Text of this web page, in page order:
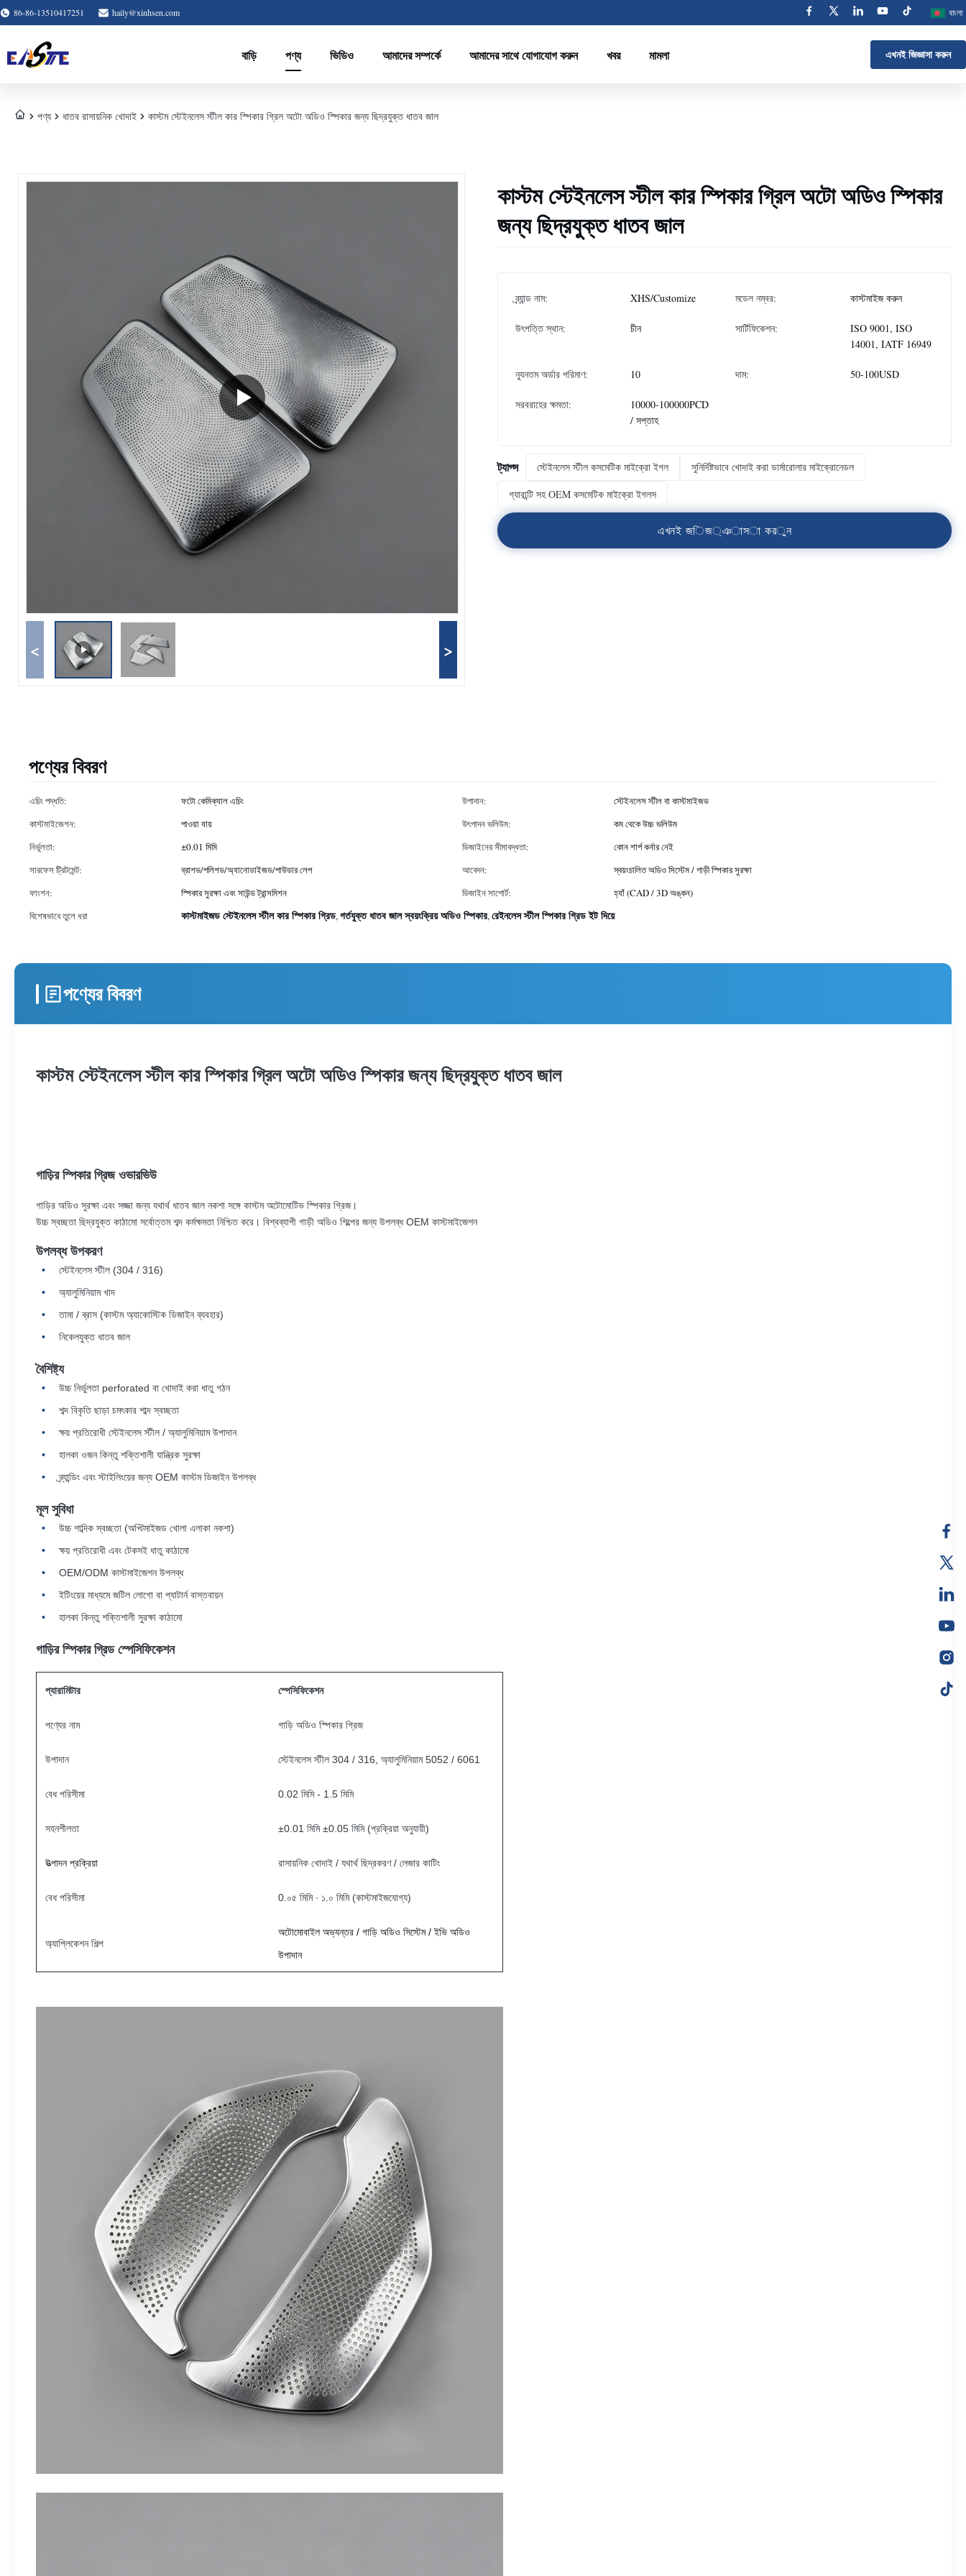
86-86-13510417251 haily@xinhsen.com বাংলা
বাড়ি পণ্য ভিডিও আমাদের সম্পর্কে আমাদের সাথে যোগাযোগ করুন খবর মামলা এখনই জিজ্ঞাসা করুন
পণ্য ধাতব রাসায়নিক খোদাই কাস্টম স্টেইনলেস স্টীল কার স্পিকার গ্রিল অটো অডিও স্পিকার জন্য ছিদ্রযুক্ত ধাতব জাল
< >
কাস্টম স্টেইনলেস স্টীল কার স্পিকার গ্রিল অটো অডিও স্পিকার
জন্য ছিদ্রযুক্ত ধাতব জাল
ব্র্যান্ড নাম: XHS/Customize মডেল নম্বর: কাস্টমাইজ করুন
উৎপত্তি স্থান: চীন সার্টিফিকেশন:
ISO 9001, ISO
14001, IATF 16949
ন্যূনতম অর্ডার পরিমাণ: 10 দাম: 50-100USD
সরবরাহের ক্ষমতা:
10000-100000PCD
/ সপ্তাহ
ট্যাগ্স স্টেইনলেস স্টীল কসমেটিক মাইক্রো ইগল
সুনির্দিষ্টভাবে খোদাই করা ডার্মারোলার মাইক্রোনেডল
গ্যারান্টি সহ OEM কসমেটিক মাইক্রো ইগলস
এখনই জিজ্ঞাসা করুন
পণ্যের বিবরণ
এচিং পদ্ধতি: ফটো কেমিক্যাল এচিং উপাদান:
স্টেইনলেস স্টীল বা কাস্টমাইজড
কাস্টমাইজেশন:
পাওয়া যায় উৎপাদন ভলিউম:
কম থেকে উচ্চ ভলিউম
নির্ভুলতা:
±0.01 মিমি ডিজাইনের সীমাবদ্ধতা:
কোন শার্প কর্নার নেই
সারফেস ট্রিটমেন্ট:
ব্রাশড/পলিশড/অ্যানোডাইজড/পাউডার লেপ আবেদন:
স্বয়ংচালিত অডিও সিস্টেম / গাড়ী স্পিকার সুরক্ষা
ফাংশন:
স্পিকার সুরক্ষা এবং সাউন্ড ট্রান্সমিশন ডিজাইন সাপোর্ট:
হ্যাঁ (CAD / 3D অঙ্কন)
বিশেষভাবে তুলে ধরা
কাস্টমাইজড স্টেইনলেস স্টীল কার স্পিকার গ্রিড,গর্তযুক্ত ধাতব জাল স্বয়ংক্রিয় অডিও স্পিকার,রেইনলেস স্টীল স্পিকার গ্রিড ইট দিয়ে
পণ্যের বিবরণ
কাস্টম স্টেইনলেস স্টীল কার স্পিকার গ্রিল অটো অডিও স্পিকার জন্য ছিদ্রযুক্ত ধাতব জাল
গাড়ির স্পিকার গ্রিজ ওভারভিউ
গাড়ির অডিও সুরক্ষা এবং সজ্জা জন্য যথার্থ ধাতব জাল নকশা সঙ্গে কাস্টম অটোমোটিভ স্পিকার গ্রিজ।
উচ্চ স্বচ্ছতা ছিদ্রযুক্ত কাঠামো সর্বোত্তম শব্দ কর্মক্ষমতা নিশ্চিত করে। বিশ্বব্যাপী গাড়ী অডিও শিল্পের জন্য উপলব্ধ OEM কাস্টমাইজেশন
উপলব্ধ উপকরণ
স্টেইনলেস স্টীল (304 / 316)
অ্যালুমিনিয়াম খাদ
তামা / ব্রাস (কাস্টম অ্যাকোস্টিক ডিজাইন ব্যবহার)
নিকেলযুক্ত ধাতব জাল
বৈশিষ্ট্য
উচ্চ নির্ভুলতা perforated বা খোদাই করা ধাতু গঠন
শব্দ বিকৃতি ছাড়া চমৎকার শাব্দ স্বচ্ছতা
ক্ষয় প্রতিরোধী স্টেইনলেস স্টীল / অ্যালুমিনিয়াম উপাদান
হালকা ওজন কিন্তু শক্তিশালী যান্ত্রিক সুরক্ষা
ব্র্যান্ডিং এবং স্টাইলিংয়ের জন্য OEM কাস্টম ডিজাইন উপলব্ধ
মূল সুবিধা
উচ্চ শাব্দিক স্বচ্ছতা (অপ্টিমাইজড খোলা এলাকা নকশা)
ক্ষয় প্রতিরোধী এবং টেকসই ধাতু কাঠামো
OEM/ODM কাস্টমাইজেশন উপলব্ধ
ইটিংয়ের মাধ্যমে জটিল লোগো বা প্যাটার্ন বাস্তবায়ন
হালকা কিন্তু শক্তিশালী সুরক্ষা কাঠামো
গাড়ির স্পিকার গ্রিড স্পেসিফিকেশন
প্যারামিটার স্পেসিফিকেশন
পণ্যের নাম গাড়ি অডিও স্পিকার গ্রিজ
উপাদান স্টেইনলেস স্টীল 304 / 316, অ্যালুমিনিয়াম 5052 / 6061
বেধ পরিসীমা 0.02 মিমি - 1.5 মিমি
সহনশীলতা ±0.01 মিমি ±0.05 মিমি (প্রক্রিয়া অনুযায়ী)
উত্পাদন প্রক্রিয়া রাসায়নিক খোদাই / যথার্থ ছিদ্রকরণ / লেজার কাটিং
বেধ পরিসীমা 0.০৫ মিমি ∙ ১.০ মিমি (কাস্টমাইজযোগ্য)
অ্যাপ্লিকেশন শিল্প
অটোমোবাইল অভ্যন্তর / গাড়ি অডিও সিস্টেম / ইভি অডিও
উপাদান